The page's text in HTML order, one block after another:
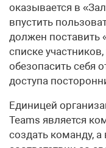
оказывается в
впустить
должен поставить
списке
обезопасить себя
доступа
Единицей
Teams является
создать команду,